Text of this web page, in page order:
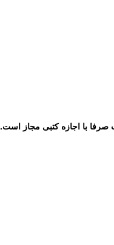
با اجازه کتبی مجاز است.